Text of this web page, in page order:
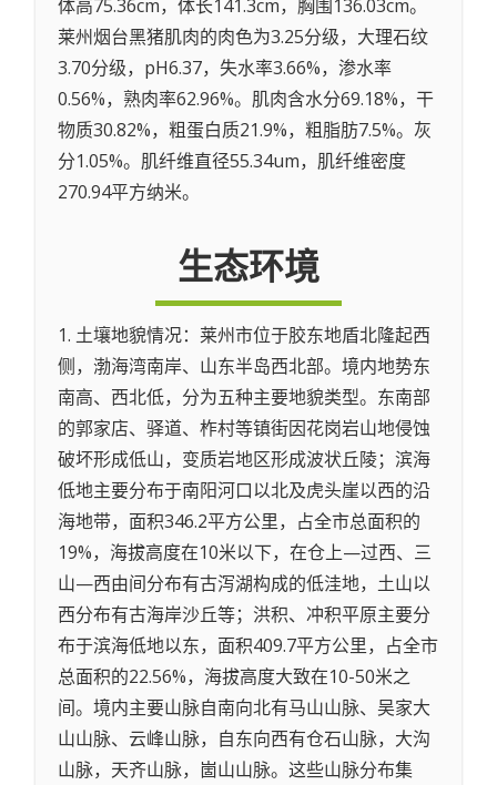
体高75.36cm，体长141.3cm，胸围136.03cm。
莱州烟台黑猪肌肉的肉色为3.25分级，大理石纹
3.70分级，pH6.37，失水率3.66%，渗水率
0.56%，熟肉率62.96%。肌肉含水分69.18%，干
物质30.82%，粗蛋白质21.9%，粗脂肪7.5%。灰
分1.05%。肌纤维直径55.34um，肌纤维密度
270.94平方纳米。
生态环境
1. 土壤地貌情况：莱州市位于胶东地盾北隆起西
侧，渤海湾南岸、山东半岛西北部。境内地势东
南高、西北低，分为五种主要地貌类型。东南部
的郭家店、驿道、柞村等镇街因花岗岩山地侵蚀
破坏形成低山，变质岩地区形成波状丘陵；滨海
低地主要分布于南阳河口以北及虎头崖以西的沿
海地带，面积346.2平方公里，占全市总面积的
19%，海拔高度在10米以下，在仓上—过西、三
山—西由间分布有古泻湖构成的低洼地，土山以
西分布有古海岸沙丘等；洪积、冲积平原主要分
布于滨海低地以东，面积409.7平方公里，占全市
总面积的22.56%，海拔高度大致在10-50米之
间。境内主要山脉自南向北有马山山脉、吴家大
山山脉、云峰山脉，自东向西有仓石山脉，大沟
山脉，天齐山脉，崮山山脉。这些山脉分布集